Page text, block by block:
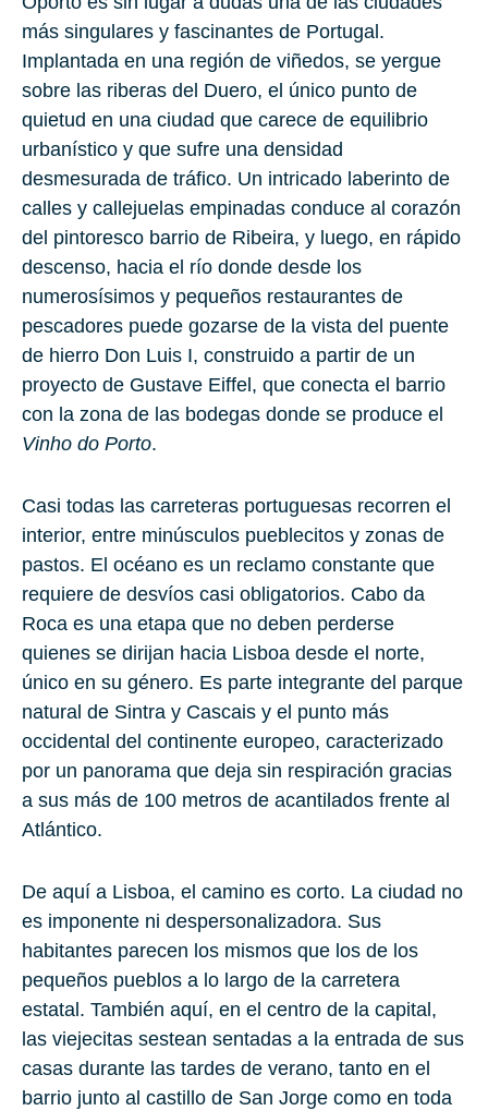
más singulares y fascinantes de Portugal.
Implantada en una región de viñedos, se yergue
sobre las riberas del Duero, el único punto de
quietud en una ciudad que carece de equilibrio
urbanístico y que sufre una densidad
desmesurada de tráfico. Un intricado laberinto de
calles y callejuelas empinadas conduce al corazón
del pintoresco barrio de Ribeira, y luego, en rápido
descenso, hacia el río donde desde los
numerosísimos y pequeños restaurantes de
pescadores puede gozarse de la vista del puente
de hierro Don Luis I, construido a partir de un
proyecto de Gustave Eiffel, que conecta el barrio
con la zona de las bodegas donde se produce el
Vinho do Porto.
Casi todas las carreteras portuguesas recorren el
interior, entre minúsculos pueblecitos y zonas de
pastos. El océano es un reclamo constante que
requiere de desvíos casi obligatorios. Cabo da
Roca es una etapa que no deben perderse
quienes se dirijan hacia Lisboa desde el norte,
único en su género. Es parte integrante del parque
natural de Sintra y Cascais y el punto más
occidental del continente europeo, caracterizado
por un panorama que deja sin respiración gracias
a sus más de 100 metros de acantilados frente al
Atlántico.
De aquí a Lisboa, el camino es corto. La ciudad no
es imponente ni despersonalizadora. Sus
habitantes parecen los mismos que los de los
pequeños pueblos a lo largo de la carretera
estatal. También aquí, en el centro de la capital,
las viejecitas sestean sentadas a la entrada de sus
casas durante las tardes de verano, tanto en el
barrio junto al castillo de San Jorge como en toda